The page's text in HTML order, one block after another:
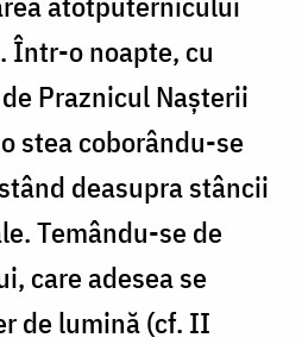
Într-o noapte, cu
Praznicul Nașterii
stea coborându-se
deasupra stâncii
Temându-se de
care adesea se
de lumină (cf. II